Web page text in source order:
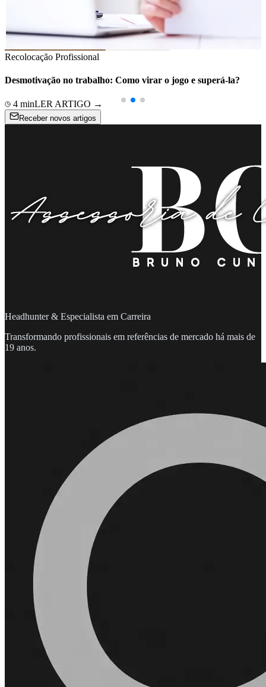
Recolocação Profissional
Desmotivação no trabalho: Como virar o jogo e superá-la?
4 minLER ARTIGO →
Receber novos artigos
Headhunter & Especialista em Carreira
Transformando profissionais em referências de mercado há mais de
19 anos.